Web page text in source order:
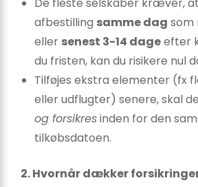
afbestilling samme dag som
eller senest 3-14 dageefter
du fristen, kan du risikere nul
Tilføjes ekstra elementer
eller udflugter) senere, skal
og forsikresinden for den
tilkøbsdatoen.
2. Hvornår dækker